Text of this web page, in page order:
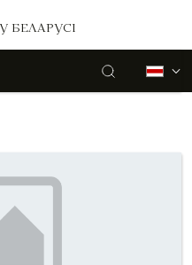
БЕЛАРУСІ